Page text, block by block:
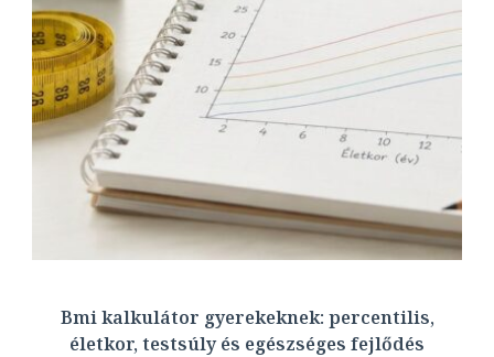
Bmi kalkulátor gyerekeknek: percentilis,
életkor, testsúly és egészséges fejlődés